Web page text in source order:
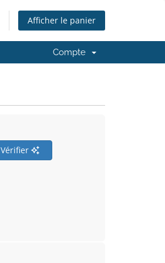
Afficher le panier
Compte
Vérifier